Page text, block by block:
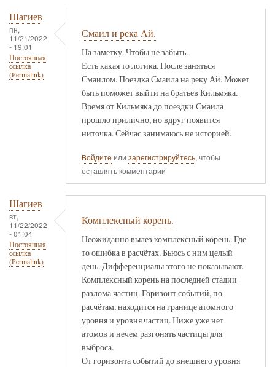
Шагиев
пн,
11/21/2022
- 19:01
Постоянная
ссылка
(Permalink)
Смаил и река Ай.
На заметку. Чтобы не забыть.
Есть какая то логика. После заняться
Смаилом. Поездка Смаила на реку Ай. Может
быть поможет выйти на братьев Кильмяка.
Время от Кильмяка до поездки Смаила
прошло прилично, но вдруг появится
ниточка. Сейчас занимаюсь не историей.
Войдите или зарегистрируйтесь, чтобы
оставлять комментарии
Шагиев
вт,
11/22/2022
- 01:04
Постоянная
ссылка
(Permalink)
Комплексный корень.
Неожиданно вылез комплексный корень. Где
то ошибка в расчётах. Бьюсь с ним целый
день. Дифференциалы этого не показывают.
Комплексный корень на последней стадии
разлома частиц. Горизонт событий, по
расчётам, находится на границе атомного
уровня и уровня частиц. Ниже уже нет
атомов и нечем разгонять частицы для
выброса.
От горизонта событий до внешнего уровня